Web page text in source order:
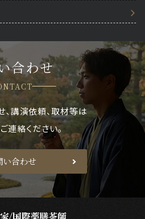
合わせ
講演依頼、取材等は
連絡ください。
い合わせ